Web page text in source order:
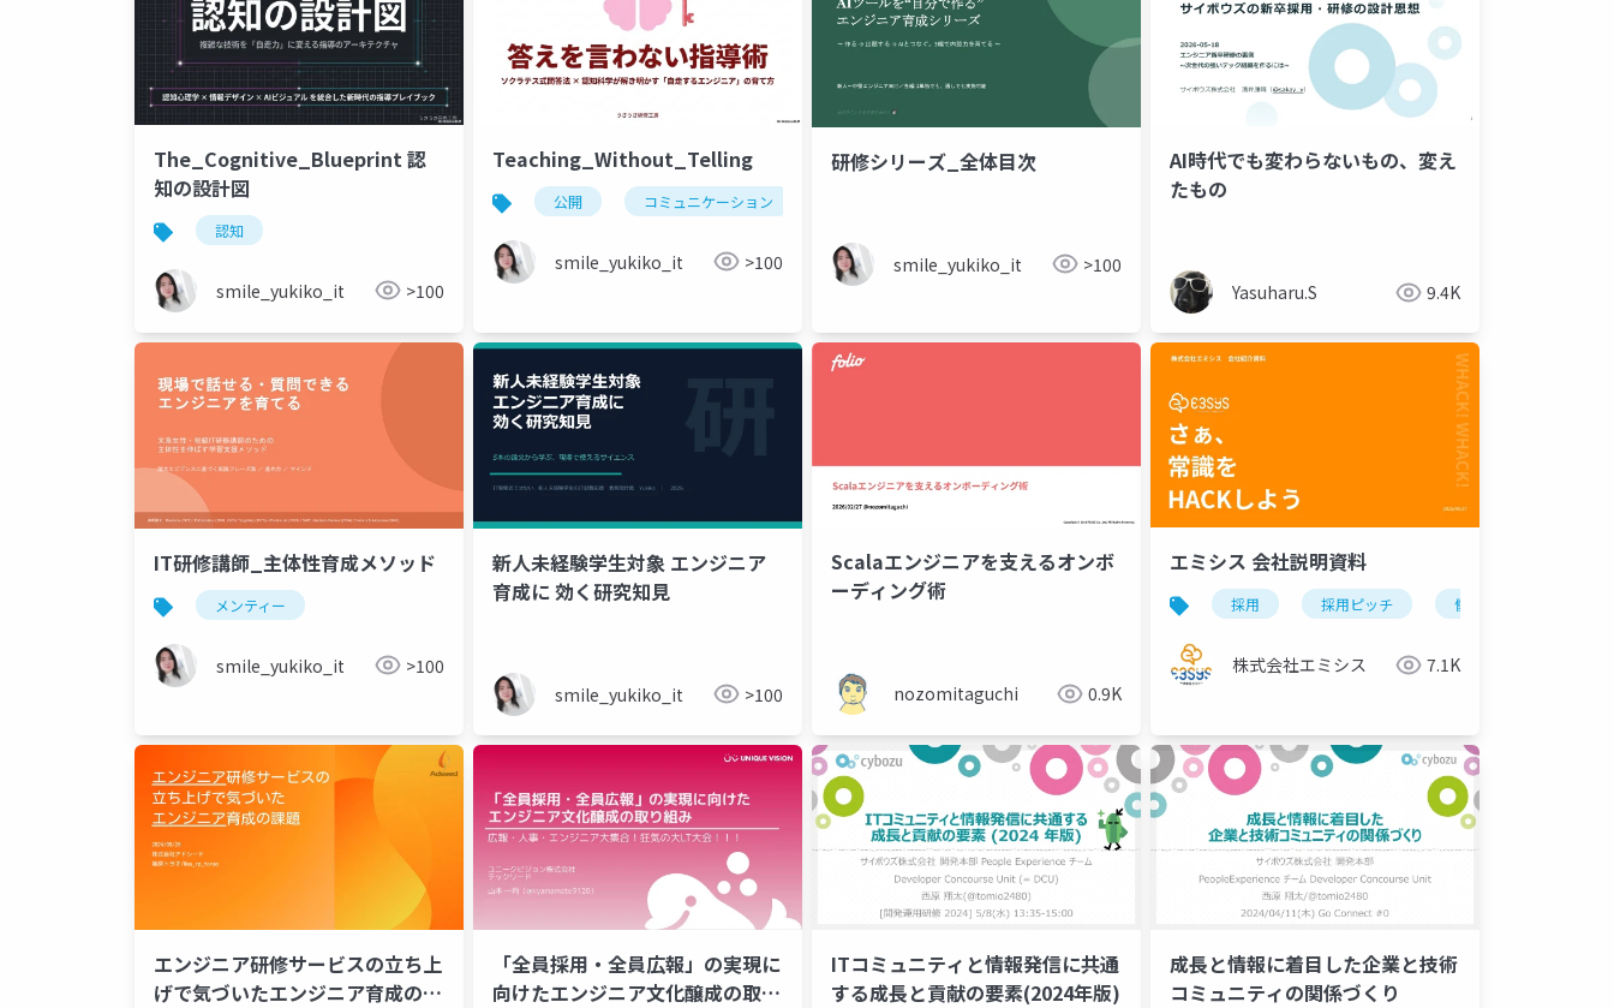
The_Cognitive_Blueprint 認
知の設計図
認知
smile_yukiko_it >100
Teaching_Without_Telling
公開 コミュニケーション
smile_yukiko_it >100
研修シリーズ_全体目次
smile_yukiko_it >100
AI時代でも変わらないもの、変え
たもの
Yasuharu.S 9.4K
IT研修講師_主体性育成メソッド
メンティー
smile_yukiko_it >100
新人未経験学生対象 エンジニア
育成に 効く研究知見
smile_yukiko_it >100
Scalaエンジニアを支えるオンボ
ーディング術
nozomitaguchi 0.9K
エミシス 会社説明資料
採用 採用ピッチ 働き方改革
株式会社エミシス 7.1K
エンジニア研修サービスの立ち上
げで気づいたエンジニア育成の課
「全員採用・全員広報」の実現に
向けたエンジニア文化醸成の取り
ITコミュニティと情報発信に共通
する成長と貢献の要素(2024年版)
成長と情報に着目した企業と技術
コミュニティの関係づくり